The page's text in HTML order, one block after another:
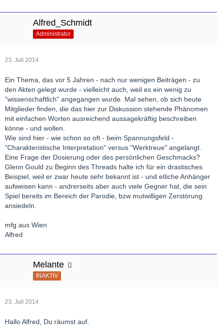
Alfred_Schmidt
Administrator
23. Juli 2014
Ein Thema, das vor 5 Jahren - nach nur wenigen Beiträgen - zu
den Akten gelegt wurde - vielleicht auch, weil es ein wenig zu
"wissenschaftlich" angegangen wurde. Mal sehen, ob sich heute
Mitglieder finden, die das hier zur Diskussion stehende Phänomen
mit einfachen Worten ausreichend aussagekräftig beschreiben
könne - und wollen.
Wie sind hier - wie schon so oft - beim Spannungsfeld -
"Charakteristische Interpretation" versus "Werktreue" angelangt.
Eine Frage der Dosierung oder des persönlichen Geschmacks?
Glenn Gould zu Beginn des Threads halte ich für ein drastisches
Beispiel, weil er zwar heute sehr bekannt ist - und etliche Anhänger
aufweisen kann - andrerseits aber auch viele Gegner hat, die sein
Spiel bereits im Bereich der Parodie, bzw mutwilligen Zerstörung
ansiedeln.
mfg aus Wien
Alfred
Melante
INAKTIV
23. Juli 2014
Hallo Alfred, Du räumst auf.